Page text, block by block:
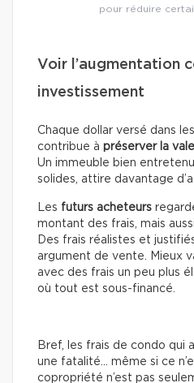
pour réduire
Voir l’augmentation
investissement
Chaque dollar versé dans
contribue à préserver la
Un immeuble bien
solides, attire davantage
Les futurs acheteurs
montant des frais, mais
Des frais réalistes et
argument de vente. Mieux
avec des frais un peu plus
où tout est sous-financé.
Bref, les frais de condo qui
une fatalité… même si ce
copropriété n’est pas